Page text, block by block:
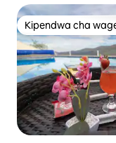
Kipendwa cha
Kipendwa cha